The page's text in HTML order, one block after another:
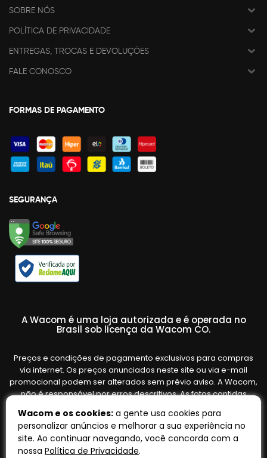
SOBRE NÓS
POLÍTICA DE PRIVACIDADE
ENTREGAS, TROCAS E DEVOLUÇÕES
FALE CONOSCO
FORMAS DE PAGAMENTO
SEGURANÇA
A Wacom é uma loja autorizada e é operada no
Brasil sob licença da Wacom CO.
Preços e condições de pagamento exclusivos para compras
via internet. Os preços anunciados neste site ou via e-mail
promocional podem ser alterados sem prévio aviso. A Wacom,
não é responsável por erros descritivos. As fotos contidas
variar de acordo com o fornecedor/lote do fabricante. Ofertas
válidas até o término de nossos estoques. Vendas sujeitas à
análise e confirmação de dados.
Wacom e os cookies: a gente usa cookies para
personalizar anúncios e melhorar a sua experiência no
site. Ao continuar navegando, você concorda com a
nossa Política de Privacidade.